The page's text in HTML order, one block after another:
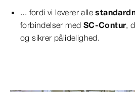
... fordi vi leverer alle
forbindelser med SC-Contur,
og sikrer pålidelighed.